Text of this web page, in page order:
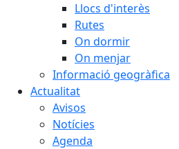
Llocs d'interès
Rutes
On dormir
On menjar
Informació geogràfica
Actualitat
Avisos
Notícies
Agenda